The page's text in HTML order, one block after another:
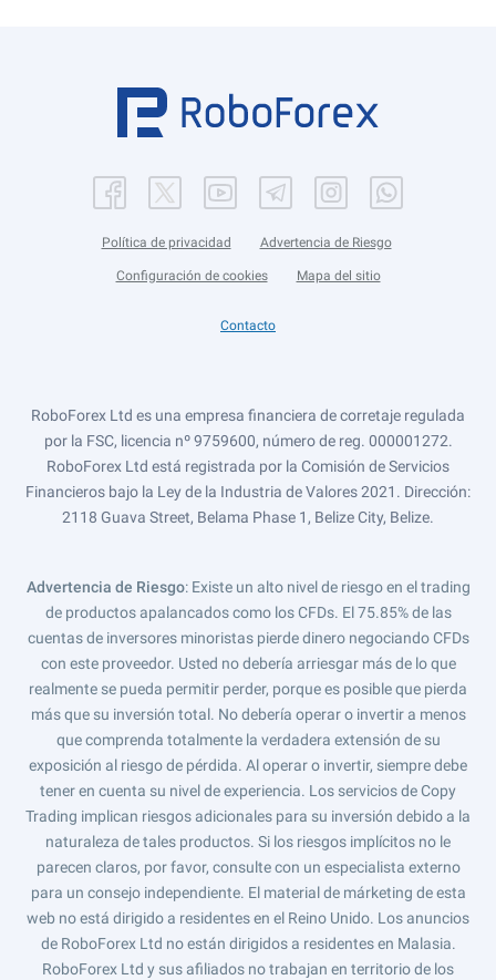
Política de privacidad Advertencia de Riesgo
Configuración de cookies Mapa del sitio
Contacto
RoboForex Ltd es una empresa financiera de corretaje regulada
por la FSC, licencia nº 9759600, número de reg. 000001272.
RoboForex Ltd está registrada por la Comisión de Servicios
Financieros bajo la Ley de la Industria de Valores 2021. Dirección:
2118 Guava Street, Belama Phase 1, Belize City, Belize.
Advertencia de Riesgo: Existe un alto nivel de riesgo en el trading
de productos apalancados como los CFDs. El 75.85% de las
cuentas de inversores minoristas pierde dinero negociando CFDs
con este proveedor. Usted no debería arriesgar más de lo que
realmente se pueda permitir perder, porque es posible que pierda
más que su inversión total. No debería operar o invertir a menos
que comprenda totalmente la verdadera extensión de su
exposición al riesgo de pérdida. Al operar o invertir, siempre debe
tener en cuenta su nivel de experiencia. Los servicios de Copy
Trading implican riesgos adicionales para su inversión debido a la
naturaleza de tales productos. Si los riesgos implícitos no le
parecen claros, por favor, consulte con un especialista externo
para un consejo independiente. El material de márketing de esta
web no está dirigido a residentes en el Reino Unido. Los anuncios
de RoboForex Ltd no están dirigidos a residentes en Malasia.
RoboForex Ltd y sus afiliados no trabajan en territorio de los